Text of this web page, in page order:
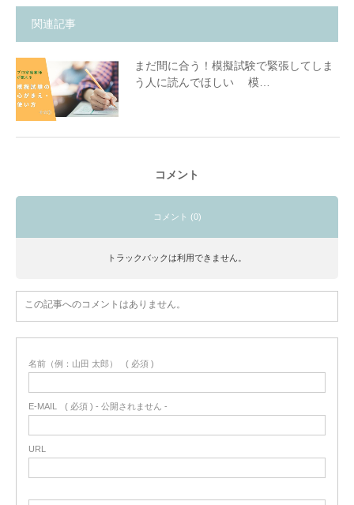
関連記事
まだ間に合う！模擬試験で緊張してしま
う人に読んでほしい 模…
コメント
コメント (0)
トラックバックは利用できません。
この記事へのコメントはありません。
名前（例：山田 太郎） ( 必須 )
E-MAIL ( 必須 ) - 公開されません -
URL